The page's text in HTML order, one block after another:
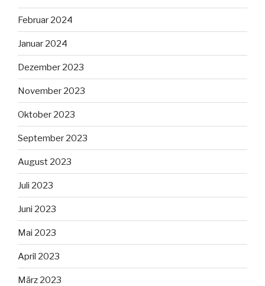
Februar 2024
Januar 2024
Dezember 2023
November 2023
Oktober 2023
September 2023
August 2023
Juli 2023
Juni 2023
Mai 2023
April 2023
März 2023